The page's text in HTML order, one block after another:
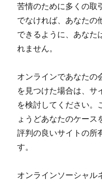
苦情のために多くの取
でなければ、あなたの
できるように、あなた
れません。
オンラインであなたの
を見つけた場合は、サ
を検討してください。
ょうどあなたのケース
評判の良いサイトの所
す。
オンラインソーシャル